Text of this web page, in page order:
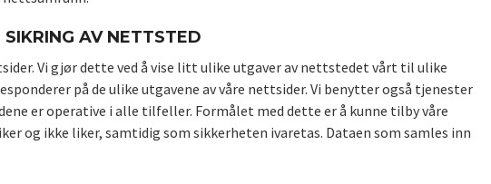
AV NETTSTED
Vi gjør dette ved å vise litt ulike utgaver av nettstedet vårt til ulike
på de ulike utgavene av våre nettsider. Vi benytter også tjenester
er operative i alle tilfeller. Formålet med dette er å kunne tilby våre
og ikke liker, samtidig som sikkerheten ivaretas. Dataen som samles inn